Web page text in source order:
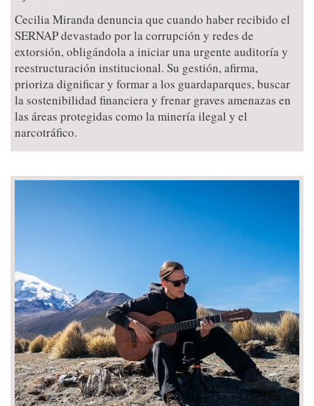
Cecilia Miranda denuncia que cuando haber recibido el
SERNAP devastado por la corrupción y redes de
extorsión, obligándola a iniciar una urgente auditoría y
reestructuración institucional. Su gestión, afirma,
prioriza dignificar y formar a los guardaparques, buscar
la sostenibilidad financiera y frenar graves amenazas en
las áreas protegidas como la minería ilegal y el
narcotráfico.